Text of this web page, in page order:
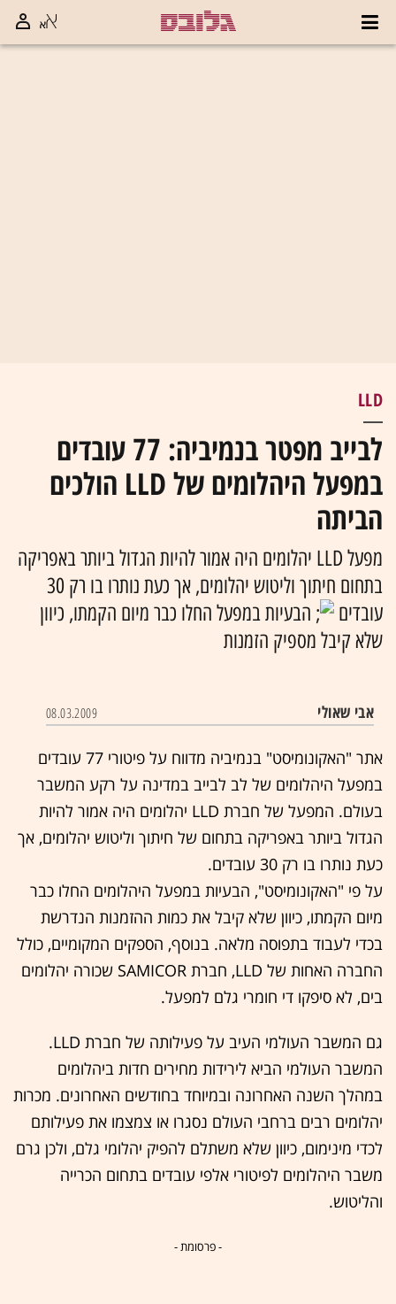
LLD
לבייב מפטר בנמיביה: 77 עובדים
במפעל היהלומים של LLD הולכים
הביתה
מפעל LLD יהלומים היה אמור להיות הגדול ביותר באפריקה
בתחום חיתוך וליטוש יהלומים, אך כעת נותרו בו רק 30
עובדים
הבעיות במפעל החלו כבר מיום הקמתו, כיוון
שלא קיבל מספיק הזמנות
אבי שאולי 08.03.2009
אתר "האקונומיסט" בנמיביה מדווח על פיטורי 77 עובדים
במפעל היהלומים של לב לבייב במדינה על רקע המשבר
בעולם. המפעל של חברת LLD יהלומים היה אמור להיות
הגדול ביותר באפריקה בתחום של חיתוך וליטוש יהלומים, אך
כעת נותרו בו רק 30 עובדים.
על פי "האקונומיסט", הבעיות במפעל היהלומים החלו כבר
מיום הקמתו, כיוון שלא קיבל את כמות ההזמנות הנדרשת
בכדי לעבוד בתפוסה מלאה. בנוסף, הספקים המקומיים, כולל
החברה האחות של LLD, חברת SAMICOR שכורה יהלומים
בים, לא סיפקו די חומרי גלם למפעל.
גם המשבר העולמי העיב על פעילותה של חברת LLD.
המשבר העולמי הביא לירידות מחירים חדות ביהלומים
במהלך השנה האחרונה ובמיוחד בחודשים האחרונים. מכרות
יהלומים רבים ברחבי העולם נסגרו או צמצמו את פעילותם
לכדי מינימום, כיוון שלא משתלם להפיק יהלומי גלם, ולכן גרם
משבר היהלומים לפיטורי אלפי עובדים בתחום הכרייה
והליטוש.
- פרסומת -